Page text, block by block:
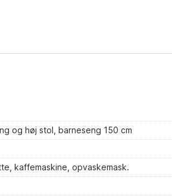
og høj stol, barneseng 150 cm
kaffemaskine, opvaskemask.